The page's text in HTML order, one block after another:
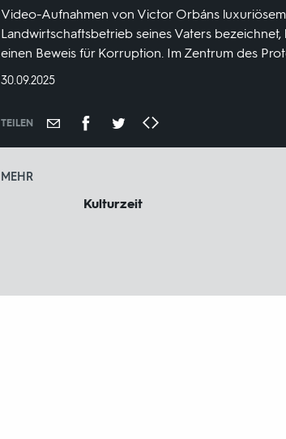
Video-Aufnahmen von Victor Orbáns luxuriösem
Landwirtschaftsbetrieb seines Vaters
einen Beweis für Korruption. Im Zentrum des
DATUM:
30.09.2025
TEILEN
MEHR
Kulturzeit